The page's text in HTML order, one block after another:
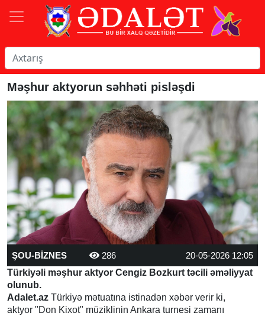
Məşhur aktyorun səhhəti pisləşdi
ŞOU-BİZNES 286
20-05-2026 12:05
Türkiyəli məşhur aktyor Cengiz Bozkurt təcili əməliyyat
olunub.
Adalet.az Türkiyə mətuatına istinadən xəbər verir ki,
aktyor "Don Kixot" müziklinin Ankara turnesi zamanı